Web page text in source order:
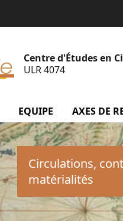
Centre d'Études en
ULR 4074
EQUIPE menu
AXES DE
Circulations,
matérialités